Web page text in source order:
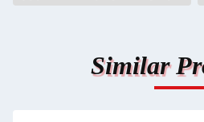
Similar